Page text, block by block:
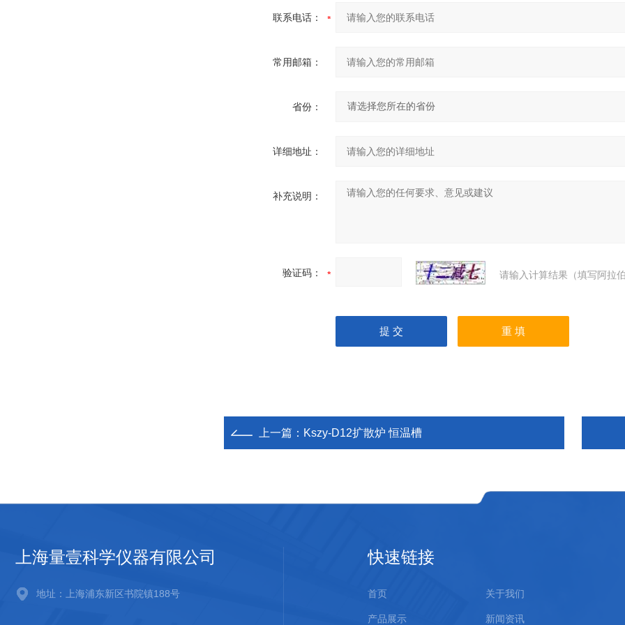
联系电话：
常用邮箱：
省份：
详细地址：
补充说明：
验证码： 请输入计算结果（填写阿拉
上一篇： Kszy-D12扩散炉 恒温槽
上海量壹科学仪器有限公司
地址：上海浦东新区书院镇188号
快速链接
首页 关于我们
产品展示 新闻资讯